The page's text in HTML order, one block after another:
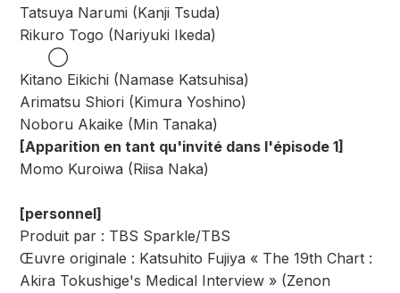
Tatsuya Narumi (Kanji Tsuda)
Rikuro Togo (Nariyuki Ikeda)
◯
Kitano Eikichi (Namase Katsuhisa)
Arimatsu Shiori (Kimura Yoshino)
Noboru Akaike (Min Tanaka)
[Apparition en tant qu'invité dans l'épisode 1]
Momo Kuroiwa (Riisa Naka)
[personnel]
Produit par : TBS Sparkle/TBS
Œuvre originale : Katsuhito Fujiya « The 19th Chart :
Akira Tokushige's Medical Interview » (Zenon